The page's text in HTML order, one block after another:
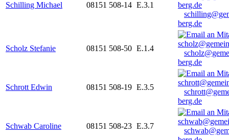
Schilling Michael 08151 508-14 E.3.1
berg.de
Scholz Stefanie 08151 508-50 E.1.4
berg.de
Schrott Edwin 08151 508-19 E.3.5
berg.de
Schwab Caroline 08151 508-23 E.3.7